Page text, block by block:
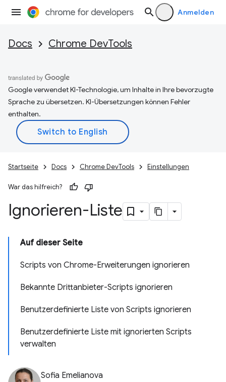
Anmelden
Docs Chrome DevTools
Google verwendet KI-Technologie, um Inhalte in Ihre bevorzugte
Sprache zu übersetzen. KI-Übersetzungen können Fehler
enthalten.
Startseite Docs Chrome DevTools Einstellungen
War das hilfreich?
Ignorieren-Liste
Auf dieser Seite
Scripts von Chrome-Erweiterungen ignorieren
Bekannte Drittanbieter-Scripts ignorieren
Benutzerdefinierte Liste von Scripts ignorieren
Benutzerdefinierte Liste mit ignorierten Scripts
verwalten
Sofia Emelianova